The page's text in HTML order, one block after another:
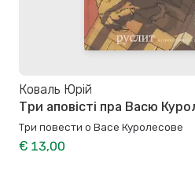
Коваль Юрій
Три аповісті пра Васю
Три повести о Васе Куролесове
€ 13,00